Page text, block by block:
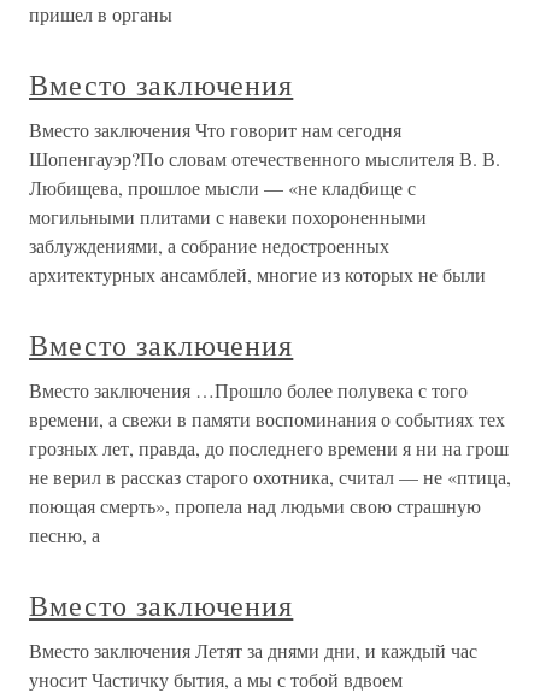
пришел в органы
Вместо заключения
Вместо заключения Что говорит нам сегодня
Шопенгауэр?По словам отечественного мыслителя В. В.
Любищева, прошлое мысли — «не кладбище с
могильными плитами с навеки похороненными
заблуждениями, а собрание недостроенных
архитектурных ансамблей, многие из которых не были
Вместо заключения
Вместо заключения …Прошло более полувека с того
времени, а свежи в памяти воспоминания о событиях тех
грозных лет, правда, до последнего времени я ни на грош
не верил в рассказ старого охотника, считал — не «птица,
поющая смерть», пропела над людьми свою страшную
песню, а
Вместо заключения
Вместо заключения Летят за днями дни, и каждый час
уносит Частичку бытия, а мы с тобой вдвоем